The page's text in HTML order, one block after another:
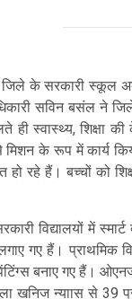
जिले के सरकारी स्कूल
सविन बसंल
स्वास्थ्य, शिक्षा
मिशन के रूप में कार्य
रहे हैं। बच्चों को
विद्यालयों में
गए हैं। प्राथमिक
बनाए गए हैं।
न्याास से 39